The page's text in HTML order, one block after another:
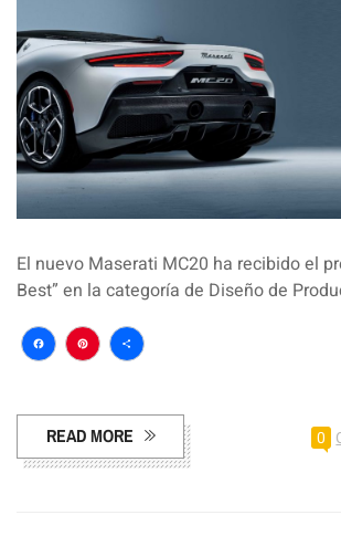
El nuevo Maserati MC20 ha recibido el
Best” en la categoría de Diseño de
Facebook
Pinterest
Compartir
READ MORE 0